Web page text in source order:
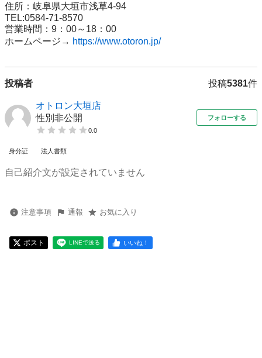
住所：岐阜県大垣市浅草4-94
TEL:0584-71-8570
営業時間：9：00～18：00
ホームページ→ https://www.otoron.jp/
投稿者 投稿5381件
オトロン大垣店
性別非公開
0.0
フォローする
身分証 法人書類
自己紹介文が設定されていません
注意事項 通報 お気に入り
ポスト LINEで送る いいね！